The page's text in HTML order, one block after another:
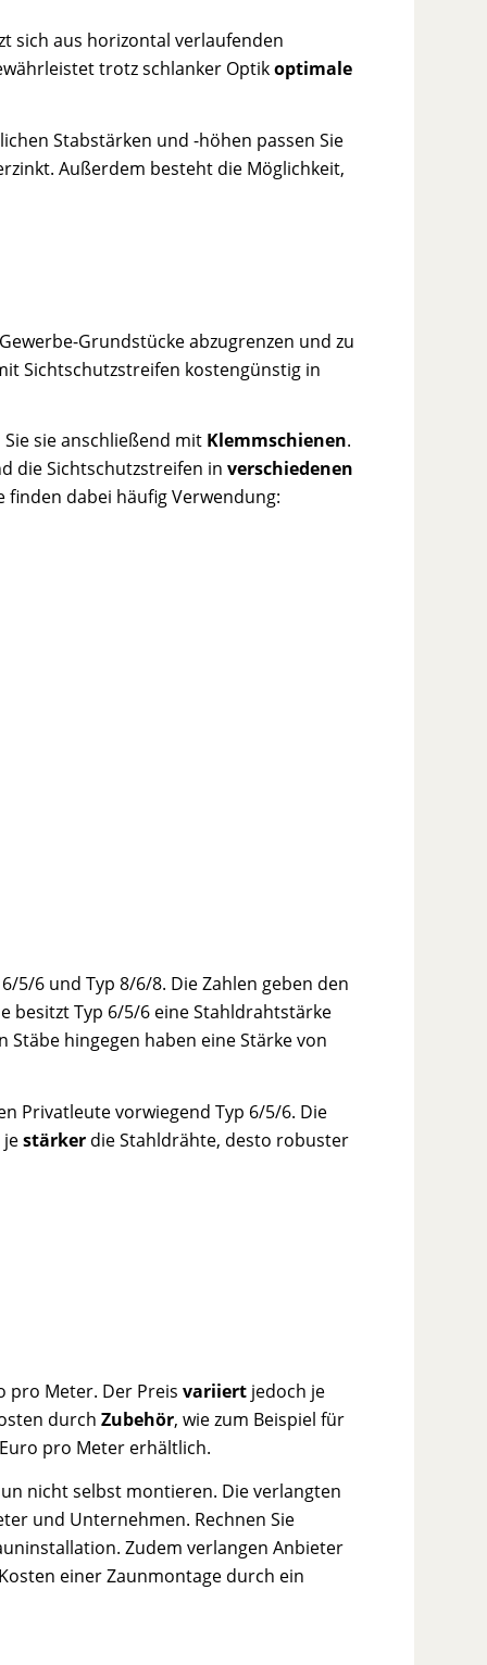
sich aus horizontal verlaufenden
trotz schlanker Optikoptimale
Stabstärken und -höhen passen Sie
Außerdem besteht die Möglichkeit,
Grundstücke abzugrenzen und zu
Sichtschutzstreifen kostengünstig in
sie anschließend mit Klemmschienen.
die Sichtschutzstreifen inverschiedenen
finden dabei häufig Verwendung:
5/6 und Typ 8/6/8. Die Zahlen geben den
besitzt Typ 6/5/6 eine Stahldrahtstärke
hingegen haben eine Stärke von
Privatleute vorwiegend Typ 6/5/6. Die
jestärker die Stahldrähte, desto robuster
pro Meter. Der Preisvariiert jedoch je
durchZubehör, wie zum Beispiel für
pro Meter erhältlich.
nicht selbst montieren. Die verlangten
und Unternehmen. Rechnen Sie
Zudem verlangen Anbieter
einer Zaunmontage durch ein